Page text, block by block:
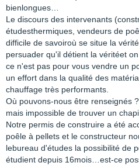
bienlongues…
Le discours des intervenants
étudesthermiques, vendeurs de
difficile de savoiroù se situe la
persuader qu'il détient la véritéet
ce n'est pas pour vous vendre un
un effort dans la qualité des
chauffage très performants.
Où pouvons-nous être renseignés
mais impossible de trouver un
Notre permis de construire a été
poêle à pellets et le constructeur
lebureau d'études la possibilité de
étudient depuis 16mois…est-ce